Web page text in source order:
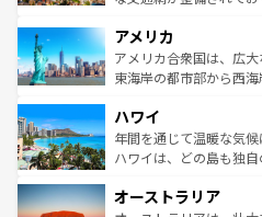
ンツ一覧を参照してほし
の建物がそのまま残る町
博物館もあり、アルプス
ことができる。国民の
ば市内交通費無料で観光を楽
着のスイス情報はコンテ
アメリカ
アメリカ合衆国は、広大
東海岸の都市部から西
のような巨大都市は、観
ンメントが詰まった刺
西部には大自然が広が
部のニューオーリンズで
ハワイ
年間を通じて温暖な気
ハワイは、どの島も独
ワイ島は見逃せない。ま
オーストラリア